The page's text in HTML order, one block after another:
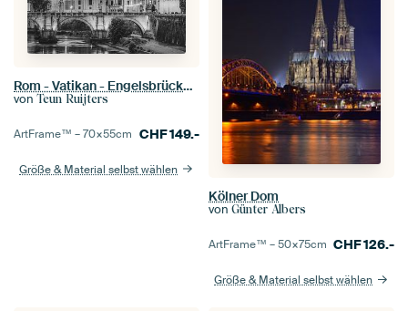
Rom - Vatikan - Engelsbrücke - Castel Sant'Angelo in Schwarz-Weiß
von Teun Ruijters
ArtFrame™ –70×55cm CHF149.-
Größe & Material selbst wählen
Kölner Dom
von Günter Albers
ArtFrame™ –50×75cm CHF126.-
Größe & Material selbst wählen